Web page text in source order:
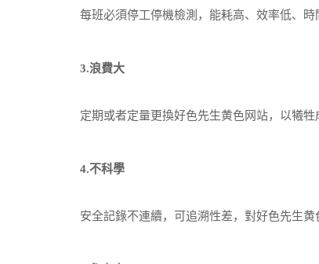
每班必須停工停機檢測，能耗高、效率低、時
3.浪費大
定期或者定量更換好色先生黄色网站，以犧牲
4.不科學
安全記錄不連續，可追溯性差，對好色先生黄